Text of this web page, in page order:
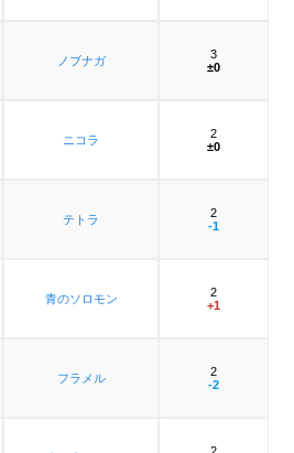
ノブナガ
3
±0
ニコラ
2
±0
テトラ
2
-1
青のソロモン
2
+1
フラメル
2
-2